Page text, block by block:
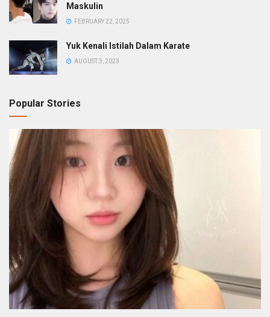
Maskulin
FEBRUARY 22, 2025
Yuk Kenali Istilah Dalam Karate
AUGUST 3, 2023
Popular Stories